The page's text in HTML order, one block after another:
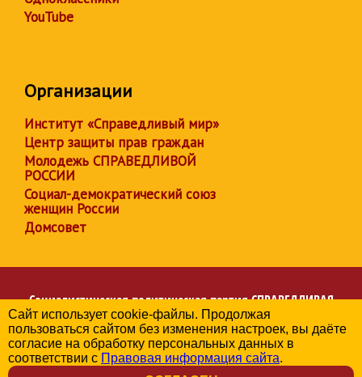
YouTube
Организации
Институт «Справедливый мир»
Центр защиты прав граждан
Молодежь СПРАВЕДЛИВОЙ
РОССИИ
Социал-демократический союз
женщин России
Домсовет
Социалистическая политическая партияСПРАВЕДЛИВАЯ
РОССИЯ
Региональное отделение партии в Челябинской области
© 2006-2026
Политика в отношении обработки персональных данных
Сайт использует cookie-файлы. Продолжая
пользоваться сайтом без изменения настроек, вы даёте
согласие на обработку персональных данных в
соответствии с Правовая информация сайта.